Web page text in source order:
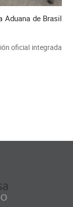
Aduana de Brasil
oficial integrada